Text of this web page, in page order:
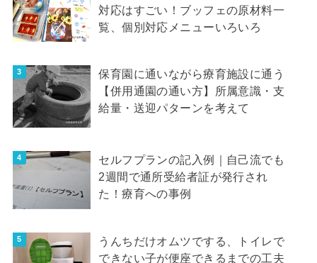
対応はすごい！ブッフェの原材料一
覧、個別対応メニューいろいろ
保育園に通いながら療育施設に通う
【併用通園の通い方】所属意識・支
給量・送迎パターンを考えて
セルフプランの記入例｜自己流でも
2週間で通所受給者証が発行され
た！療育への事例
うんちだけオムツでする、トイレで
できない子が便座できるまでの工夫